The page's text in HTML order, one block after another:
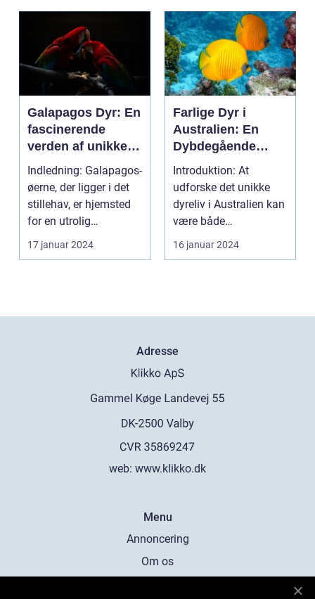
Dyr: Sa...
Galapagos Dyr: En
fascinerende
verden af unikke
skabninger
Indledning: Galapagos-
øerne, der ligger i det
stillehav, er hjemsted
for en utrolig
mangfoldighed a...
17 januar 2024
Farlige Dyr i
Australien: En
Dybdegående
Undersøgelse
Introduktion: At
udforske det unikke
dyreliv i Australien kan
være både
fascinerende og
skræmmende....
16 januar 2024
Adresse
web: www.klikko.dk
Menu
Annoncering
Om os